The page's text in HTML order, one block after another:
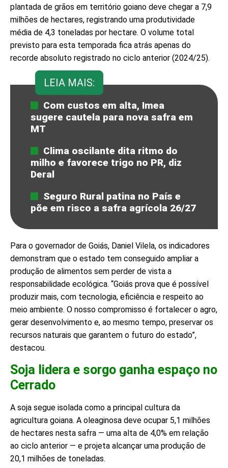
plantada de grãos em território goiano deve chegar a 7,9
milhões de hectares, registrando uma produtividade
média de 4,3 toneladas por hectare. O volume total
previsto para esta temporada fica atrás apenas do
recorde absoluto registrado no ciclo anterior (2024/25).
LEIA MAIS:
Com custos em alta, Imea
sugere cautela para nova safra em
MT
Clima oscilante dita ritmo do
milho e favorece trigo no PR, diz
Deral
Seguro Rural patina no País e
põe em risco a safra agrícola 26/27
Para o governador de Goiás, Daniel Vilela, os indicadores
demonstram que o estado tem conseguido ampliar a
produção de alimentos sem perder de vista a
responsabilidade ecológica. “Goiás prova que é possível
produzir mais, com tecnologia, eficiência e respeito ao
meio ambiente. O nosso compromisso é fortalecer o agro,
gerar desenvolvimento e, ao mesmo tempo, preservar os
recursos naturais que garantem o futuro do estado”,
destacou.
Soja lidera e sorgo ganha espaço no
Cerrado
A soja segue isolada como a principal cultura da
agricultura goiana. A oleaginosa deve ocupar 5,1 milhões
de hectares nesta safra — uma alta de 4,0% em relação
ao ciclo anterior — e projeta alcançar uma produção de
20,1 milhões de toneladas.